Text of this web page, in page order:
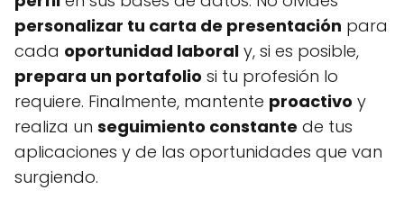
personalizar tu carta de presentación para
cada oportunidad laboral y, si es posible,
prepara un portafolio si tu profesión lo
requiere. Finalmente, mantente proactivo y
realiza un seguimiento constante de tus
aplicaciones y de las oportunidades que van
surgiendo.